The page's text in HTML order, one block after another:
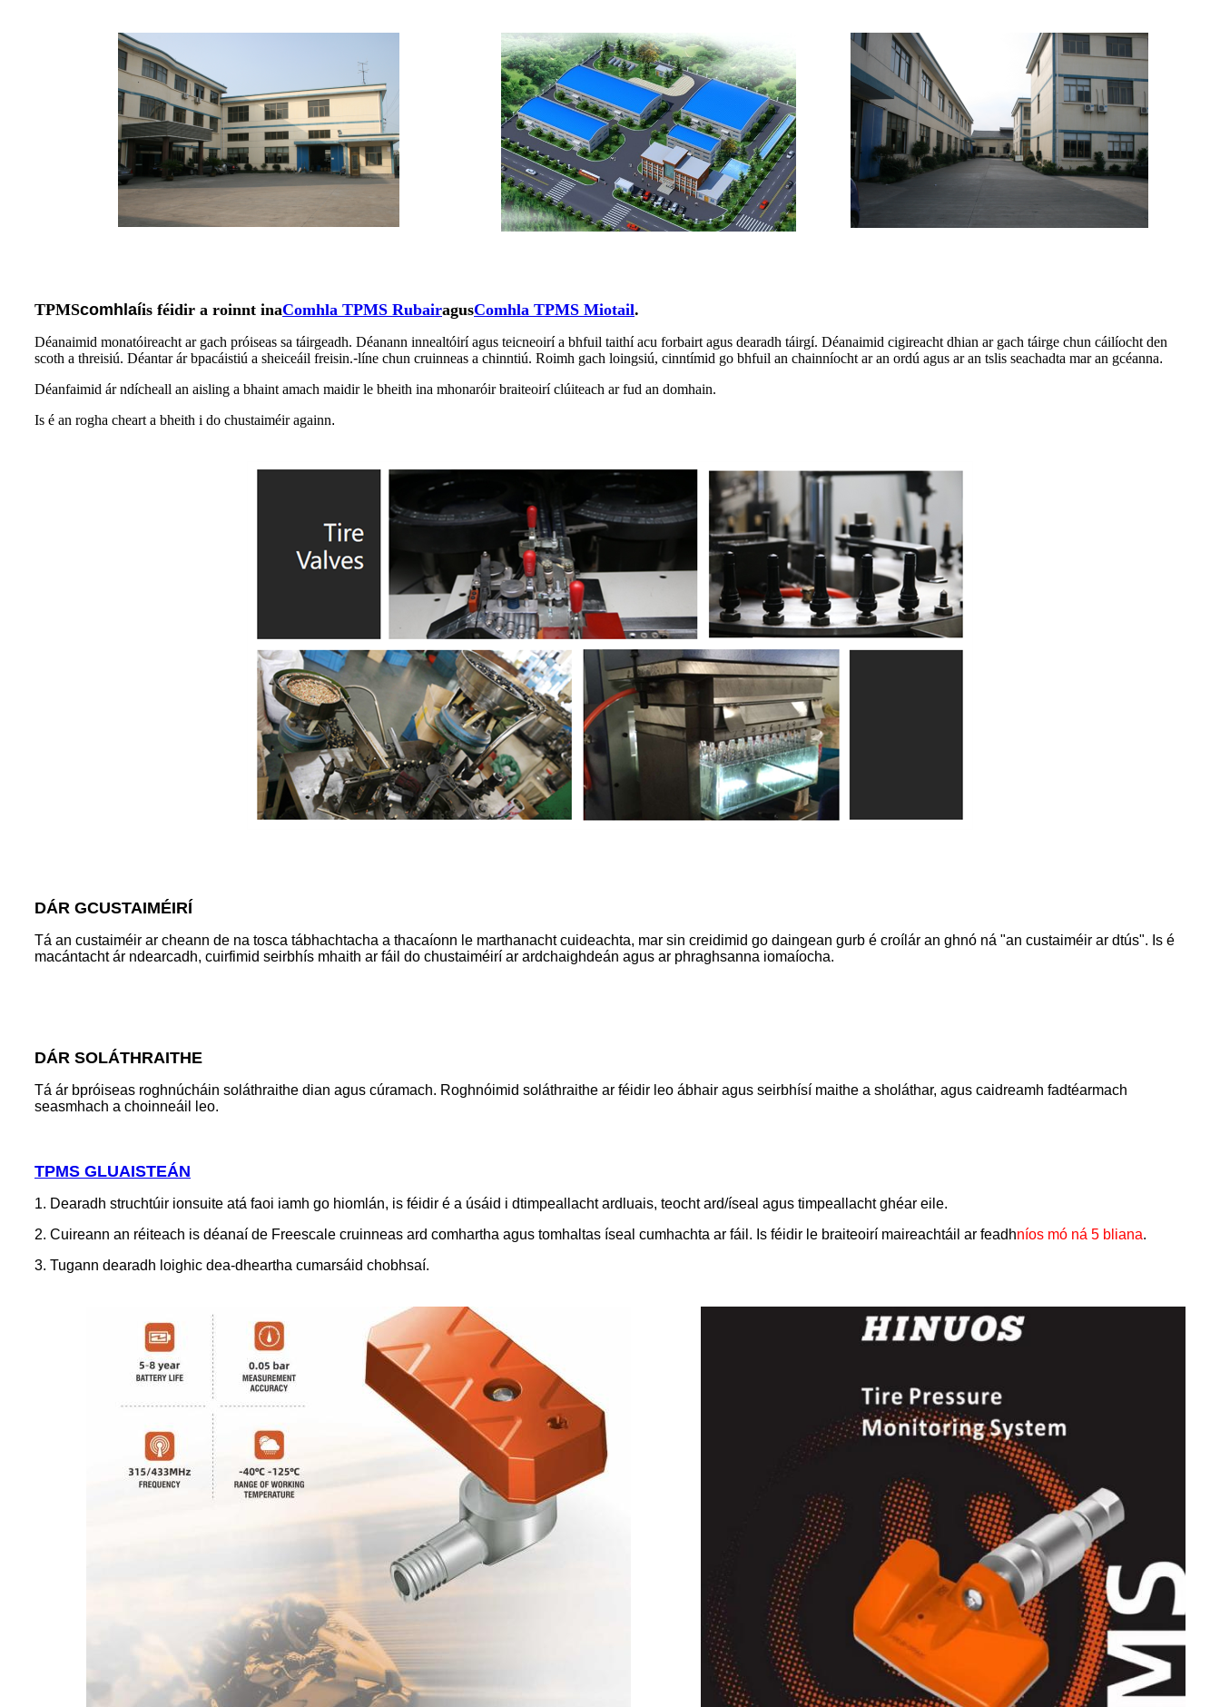
TPMScomhlaíis féidir a roinnt inaComhla TPMS RubairagusComhla TPMS Miotail.
Déanaimid monatóireacht ar gach próiseas sa táirgeadh. Déanann innealtóirí agus teicneoirí a bhfuil taithí acu forbairt agus dearadh táirgí. Déanaimid cigireacht dhian ar gach táirge chun cáilíocht den
scoth a threisiú. Déantar ár bpacáistiú a sheiceáil freisin.-líne chun cruinneas a chinntiú. Roimh gach loingsiú, cinntímid go bhfuil an chainníocht ar an ordú agus ar an tslis seachadta mar an gcéanna.
Déanfaimid ár ndícheall an aisling a bhaint amach maidir le bheith ina mhonaróir braiteoirí clúiteach ar fud an domhain.
Is é an rogha cheart a bheith i do chustaiméir againn.
DÁR GCUSTAIMÉIRÍ
Tá an custaiméir ar cheann de na tosca tábhachtacha a thacaíonn le marthanacht cuideachta, mar sin creidimid go daingean gurb é croílár an ghnó ná "an custaiméir ar dtús". Is é
macántacht ár ndearcadh, cuirfimid seirbhís mhaith ar fáil do chustaiméirí ar ardchaighdeán agus ar phraghsanna iomaíocha.
DÁR SOLÁTHRAITHE
Tá ár bpróiseas roghnúcháin soláthraithe dian agus cúramach. Roghnóimid soláthraithe ar féidir leo ábhair agus seirbhísí maithe a sholáthar, agus caidreamh fadtéarmach
seasmhach a choinneáil leo.
TPMS GLUAISTEÁN
1. Dearadh struchtúir ionsuite atá faoi iamh go hiomlán, is féidir é a úsáid i dtimpeallacht ardluais, teocht ard/íseal agus timpeallacht ghéar eile.
2. Cuireann an réiteach is déanaí de Freescale cruinneas ard comhartha agus tomhaltas íseal cumhachta ar fáil. Is féidir le braiteoirí maireachtáil ar feadhníos mó ná 5 bliana.
3. Tugann dearadh loighic dea-dheartha cumarsáid chobhsaí.